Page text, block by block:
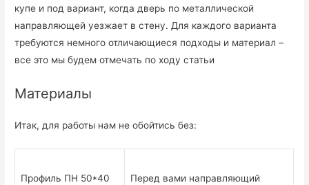
купе и под вариант, когда дверь по металлической
направляющей уезжает в стену. Для каждого варианта
требуются немного отличающиеся подходы и материал –
все это мы будем отмечать по ходу статьи
Материалы
Итак, для работы нам не обойтись без:
Профиль ПН 50*40
Перед вами направляющий